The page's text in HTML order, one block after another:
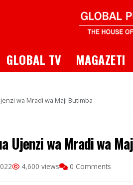
Dropdown
GLOBAL TV MAGAZETI
wa Mradi wa Maji Butimba
Ujenzi wa Mradi wa
4,600 views 0 Comments